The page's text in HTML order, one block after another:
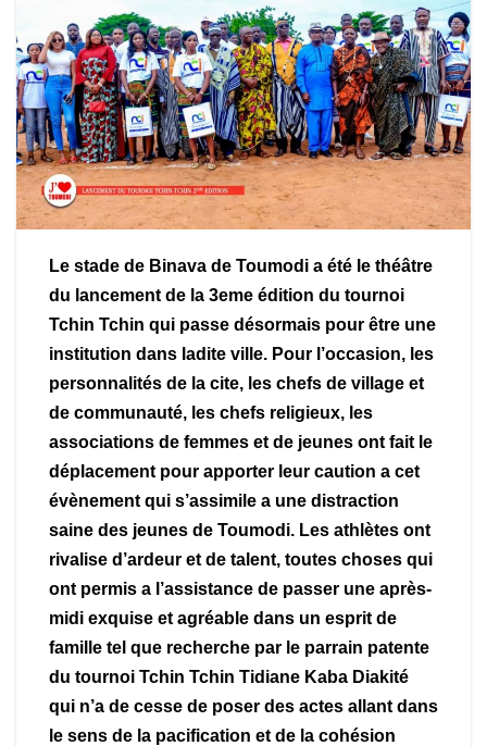
Le stade de Binava de Toumodi a été le théâtre
du lancement de la 3eme édition du tournoi
Tchin Tchin qui passe désormais pour être une
institution dans ladite ville. Pour l’occasion, les
personnalités de la cite, les chefs de village et
de communauté, les chefs religieux, les
associations de femmes et de jeunes ont fait le
déplacement pour apporter leur caution a cet
évènement qui s’assimile a une distraction
saine des jeunes de Toumodi. Les athlètes ont
rivalise d’ardeur et de talent, toutes choses qui
ont permis a l’assistance de passer une après-
midi exquise et agréable dans un esprit de
famille tel que recherche par le parrain patente
du tournoi Tchin Tchin Tidiane Kaba Diakité
qui n’a de cesse de poser des actes allant dans
le sens de la pacification et de la cohésion